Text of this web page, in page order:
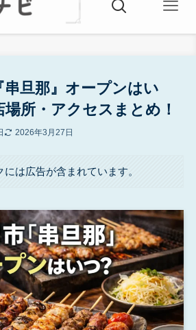
串旦那』オープンはい
場所・アクセスまとめ！
2026年3月27日
は広告が含まれています。